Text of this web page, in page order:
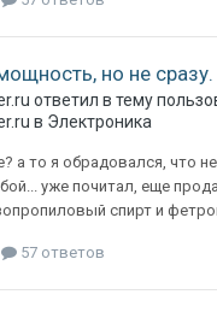
но не сразу.
ответил в тему
в Электроника
а то я обрадовался, что
уже почитал, еще
спирт и
57 ответов